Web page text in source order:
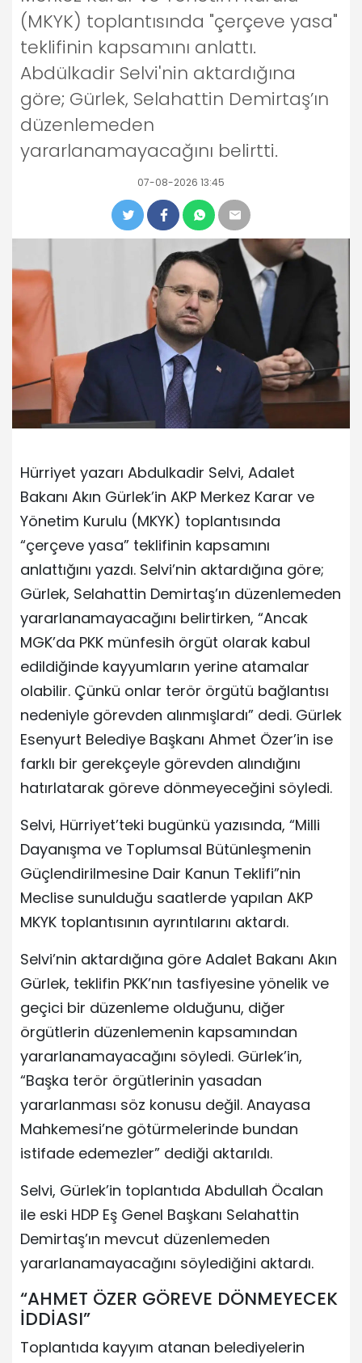
(MKYK) toplantısında "çerçeve yasa"
teklifinin kapsamını anlattı.
Abdülkadir Selvi'nin aktardığına
göre; Gürlek, Selahattin Demirtaş’ın
düzenlemeden
yararlanamayacağını belirtti.
07-08-2026 13:45
Hürriyet yazarı Abdulkadir Selvi, Adalet
Bakanı Akın Gürlek’in AKP Merkez Karar ve
Yönetim Kurulu (MKYK) toplantısında
“çerçeve yasa” teklifinin kapsamını
anlattığını yazdı. Selvi’nin aktardığına göre;
Gürlek, Selahattin Demirtaş’ın düzenlemeden
yararlanamayacağını belirtirken, “Ancak
MGK’da PKK münfesih örgüt olarak kabul
edildiğinde kayyumların yerine atamalar
olabilir. Çünkü onlar terör örgütü bağlantısı
nedeniyle görevden alınmışlardı” dedi. Gürlek
Esenyurt Belediye Başkanı Ahmet Özer’in ise
farklı bir gerekçeyle görevden alındığını
hatırlatarak göreve dönmeyeceğini söyledi.
Selvi, Hürriyet’teki bugünkü yazısında, “Milli
Dayanışma ve Toplumsal Bütünleşmenin
Güçlendirilmesine Dair Kanun Teklifi”nin
Meclise sunulduğu saatlerde yapılan AKP
MKYK toplantısının ayrıntılarını aktardı.
Selvi’nin aktardığına göre Adalet Bakanı Akın
Gürlek, teklifin PKK’nın tasfiyesine yönelik ve
geçici bir düzenleme olduğunu, diğer
örgütlerin düzenlemenin kapsamından
yararlanamayacağını söyledi. Gürlek’in,
“Başka terör örgütlerinin yasadan
yararlanması söz konusu değil. Anayasa
Mahkemesi’ne götürmelerinde bundan
istifade edemezler” dediği aktarıldı.
Selvi, Gürlek’in toplantıda Abdullah Öcalan
ile eski HDP Eş Genel Başkanı Selahattin
Demirtaş’ın mevcut düzenlemeden
yararlanamayacağını söylediğini aktardı.
“AHMET ÖZER GÖREVE DÖNMEYECEK
İDDİASI”
Toplantıda kayyım atanan belediyelerin